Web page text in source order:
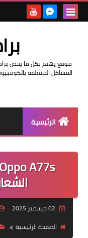
موقع يهتم بكل ما يخص
المشاكل المتعلقة
الرئيسية
الصفحة الرئيسية